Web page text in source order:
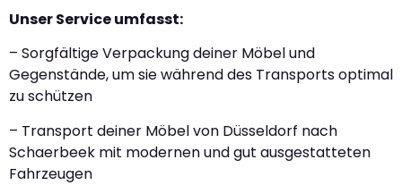
Unser Service umfasst:
– Sorgfältige Verpackung deiner Möbel und
Gegenstände, um sie während des Transports optimal
zu schützen
– Transport deiner Möbel von Düsseldorf nach
Schaerbeek mit modernen und gut ausgestatteten
Fahrzeugen